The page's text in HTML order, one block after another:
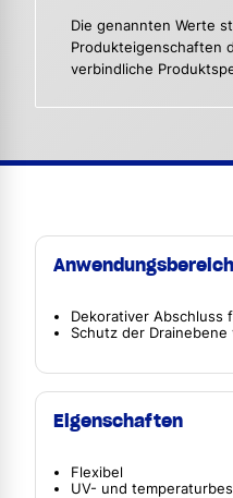
Die genannten Werte
Produkteigenschaften
verbindliche
Anwendungsbereich
Dekorativer Abschluss
Schutz der Drainebene
Eigenschaften
Flexibel
UV- und